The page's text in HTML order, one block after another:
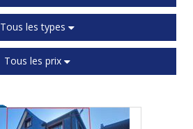
Tous les types
Tous les prix